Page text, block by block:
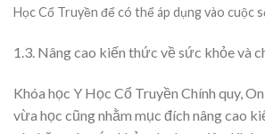
Học Cổ Truyền để có thể áp dụng vào cuộc
1.3. Nâng cao kiến thức về sức khỏe và
Khóa học Y Học Cổ Truyền Chính quy,
vừa học cũng nhằm mục đích nâng cao